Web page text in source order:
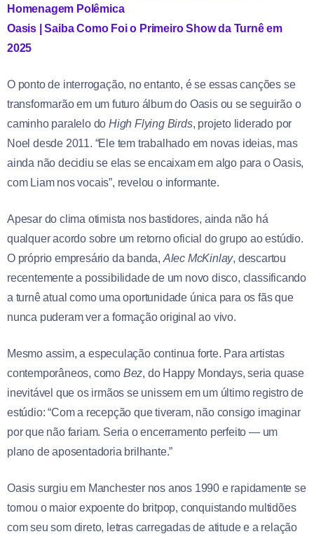
Homenagem Polêmica
Oasis | Saiba Como Foi o Primeiro Show da Turnê em
2025
O ponto de interrogação, no entanto, é se essas canções se
transformarão em um futuro álbum do Oasis ou se seguirão o
caminho paralelo doHigh Flying Birds, projeto liderado por
Noel desde 2011. “Ele tem trabalhado em novas ideias, mas
ainda não decidiu se elas se encaixam em algo para o Oasis,
com Liam nos vocais”, revelou o informante.
Apesar do clima otimista nos bastidores, ainda não há
qualquer acordo sobre um retorno oficial do grupo ao estúdio.
O próprio empresário da banda, Alec McKinlay, descartou
recentemente a possibilidade de um novo disco, classificando
a turnê atual como uma oportunidade única para os fãs que
nunca puderam ver a formação original ao vivo.
Mesmo assim, a especulação continua forte. Para artistas
contemporâneos, como Bez, do Happy Mondays, seria quase
inevitável que os irmãos se unissem em um último registro de
estúdio: “Com a recepção que tiveram, não consigo imaginar
por que não fariam. Seria o encerramento perfeito — um
plano de aposentadoria brilhante.”
Oasis surgiu em Manchester nos anos 1990 e rapidamente se
tornou o maior expoente do britpop, conquistando multidões
com seu som direto, letras carregadas de atitude e a relação